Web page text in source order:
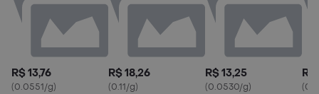
R$ 13,76
(0.0551/g)
R$ 18,26
(0.11/g)
R$ 13,25
(0.0530/g)
R$